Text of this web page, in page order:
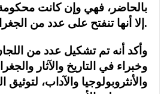
بالحاضر، فهي وإن كانت
إلا أنها تنفتح على عدد من الجغرافيات وتتقاطع معها.
وأكد أنه تم تشكيل عدد من
وخبراء في التاريخ والآثار
والأنثروبولوجيا والآداب،